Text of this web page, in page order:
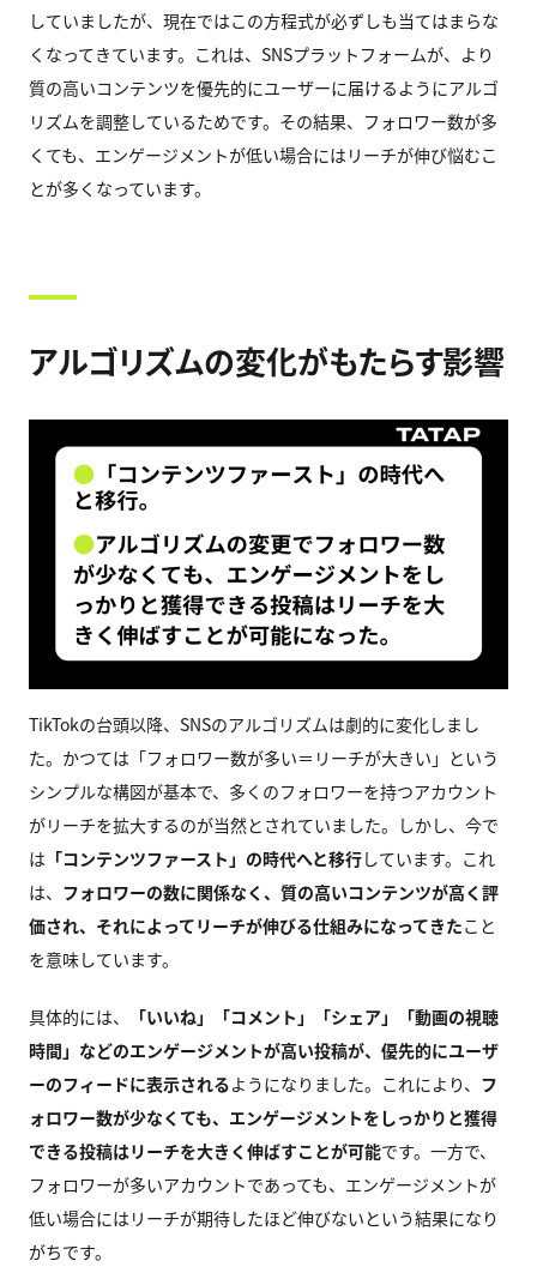
していましたが、現在ではこの方程式が必ずしも当てはまらな
くなってきています。これは、SNSプラットフォームが、より
質の高いコンテンツを優先的にユーザーに届けるようにアルゴ
リズムを調整しているためです。その結果、フォロワー数が多
くても、エンゲージメントが低い場合にはリーチが伸び悩むこ
とが多くなっています。
アルゴリズムの変化がもたらす影響
TikTokの台頭以降、SNSのアルゴリズムは劇的に変化しまし
た。かつては「フォロワー数が多い＝リーチが大きい」という
シンプルな構図が基本で、多くのフォロワーを持つアカウント
がリーチを拡大するのが当然とされていました。しかし、今で
は 「コンテンツファースト」の時代へと移行しています。これ
は、 フォロワーの数に関係なく、質の高いコンテンツが高く評
価され、それによってリーチが伸びる仕組みになってきたこと
を意味しています。
具体的には、
「いいね」「コメント」「シェア」「動画の視聴
時間」などのエンゲージメントが高い投稿が、優先的にユーザ
ーのフィードに表示されるようになりました。これにより、 フ
ォロワー数が少なくても、エンゲージメントをしっかりと獲得
できる投稿はリーチを大きく伸ばすことが可能です。一方で、
フォロワーが多いアカウントであっても、エンゲージメントが
低い場合にはリーチが期待したほど伸びないという結果になり
がちです。